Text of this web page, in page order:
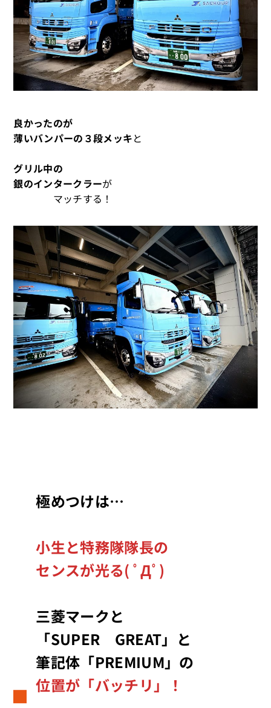
良かったのが
薄いバンパーの３段メッキと
グリル中の
銀のインタークラーが
マッチする！
極めつけは…
小生と特務隊隊長の
センスが光る( ﾟДﾟ)
三菱マークと
「SUPER GREAT」と
筆記体「PREMIUM」の
位置が「バッチリ」！